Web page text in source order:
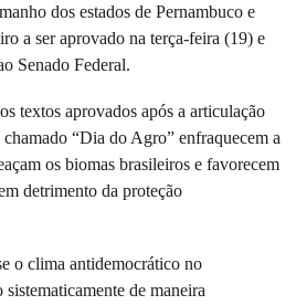
dos estados de Pernambuco e
a ser aprovado na terça-feira (19) e
Senado Federal.
textos aprovados após a articulação
“Dia do Agro” enfraquecem a
os biomas brasileiros e favorecem
detrimento da proteção
o clima antidemocrático no
de maneira